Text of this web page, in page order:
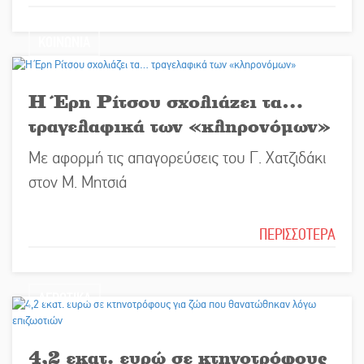
Η Έρη Ρίτσου σχολιάζει τα…
τραγελαφικά των «κληρονόμων»
Με αφορμή τις απαγορεύσεις του Γ. Χατζιδάκι
στον Μ. Μητσιά
ΠΕΡΙΣΣΟΤΕΡΑ
ΑΓΡΟΤΙΚΑ
4,2 εκατ. ευρώ σε κτηνοτρόφους